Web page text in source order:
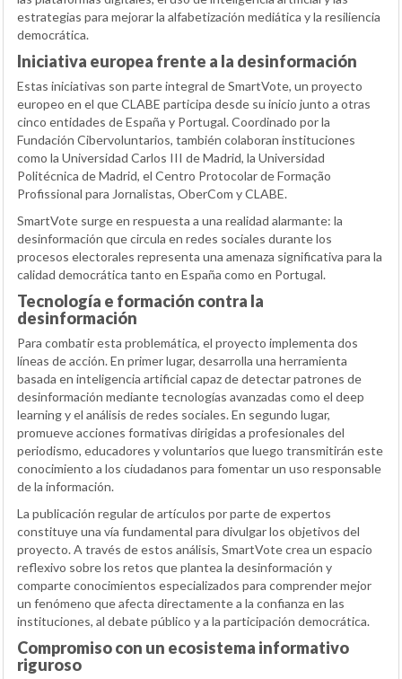
estrategias para mejorar la alfabetización mediática y la resiliencia
democrática.
Iniciativa europea frente a la desinformación
Estas iniciativas son parte integral de SmartVote, un proyecto
europeo en el que CLABE participa desde su inicio junto a otras
cinco entidades de España y Portugal. Coordinado por la
Fundación Cibervoluntarios, también colaboran instituciones
como la Universidad Carlos III de Madrid, la Universidad
Politécnica de Madrid, el Centro Protocolar de Formação
Profissional para Jornalistas, OberCom y CLABE.
SmartVote surge en respuesta a una realidad alarmante: la
desinformación que circula en redes sociales durante los
procesos electorales representa una amenaza significativa para la
calidad democrática tanto en España como en Portugal.
Tecnología e formación contra la
desinformación
Para combatir esta problemática, el proyecto implementa dos
líneas de acción. En primer lugar, desarrolla una herramienta
basada en inteligencia artificial capaz de detectar patrones de
desinformación mediante tecnologías avanzadas como el deep
learning y el análisis de redes sociales. En segundo lugar,
promueve acciones formativas dirigidas a profesionales del
periodismo, educadores y voluntarios que luego transmitirán este
conocimiento a los ciudadanos para fomentar un uso responsable
de la información.
La publicación regular de artículos por parte de expertos
constituye una vía fundamental para divulgar los objetivos del
proyecto. A través de estos análisis, SmartVote crea un espacio
reflexivo sobre los retos que plantea la desinformación y
comparte conocimientos especializados para comprender mejor
un fenómeno que afecta directamente a la confianza en las
instituciones, al debate público y a la participación democrática.
Compromiso con un ecosistema informativo
riguroso